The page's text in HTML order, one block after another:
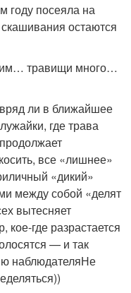
году посеяла на
остаются
травищи много…
вряд ли в ближайшее
где трава
все «лишнее»
«дикий»
между собой «делят
вытесняет
где разрастается
— и так
наблюдателяНе